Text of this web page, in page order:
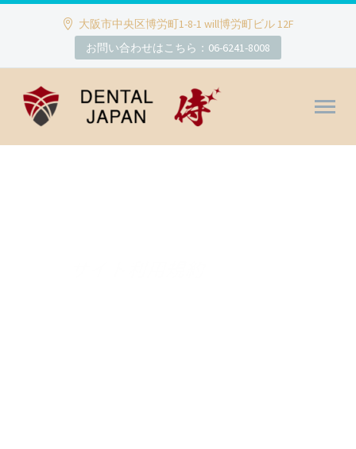
大阪市中央区博労町1-8-1 will博労町ビル 12F
お問い合わせはこちら：06-6241-8008